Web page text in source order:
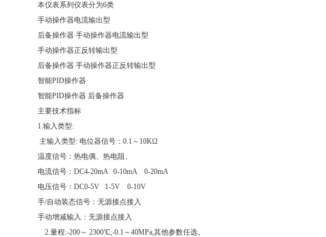
本仪表系列仪表分为6类
手动操作器电流输出型
后备操作器 手动操作器电流输出型
手动操作器正反转输出型
后备操作器 手动操作器正反转输出型
智能PID操作器
智能PID操作器 后备操作器
主要技术指标
1.输入类型:
主输入类型: 电位器信号：0.1～10KΩ
温度信号：热电偶、热电阻、
电流信号：DC4-20mA 0-10mA 0-20mA
电压信号：DC0-5V 1-5V 0-10V
手/自动装态信号：无源接点接入
手动增减输入：无源接点接入
2.量程:-200～ 2300℃;-0.1～40MPa,其他参数任选。